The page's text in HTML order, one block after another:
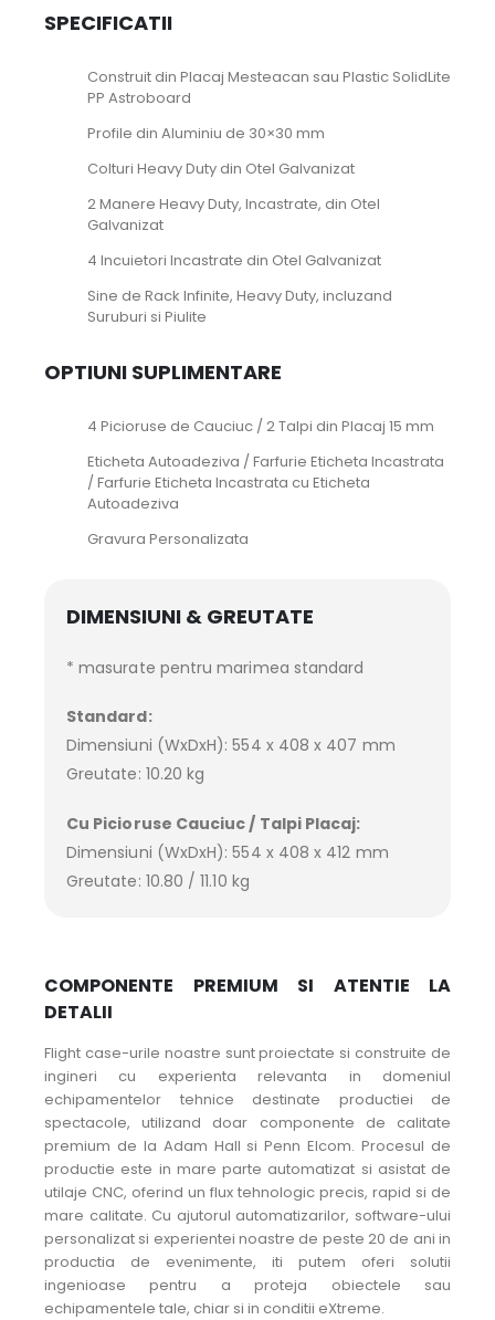
SPECIFICATII
Construit din Placaj Mesteacan sau Plastic SolidLite
PP Astroboard
Profile din Aluminiu de 30×30 mm
Colturi Heavy Duty din Otel Galvanizat
2 Manere Heavy Duty, Incastrate, din Otel
Galvanizat
4 Incuietori Incastrate din Otel Galvanizat
Sine de Rack Infinite, Heavy Duty, incluzand
Suruburi si Piulite
OPTIUNI SUPLIMENTARE
4 Picioruse de Cauciuc / 2 Talpi din Placaj 15 mm
Eticheta Autoadeziva / Farfurie Eticheta Incastrata
/ Farfurie Eticheta Incastrata cu Eticheta
Autoadeziva
Gravura Personalizata
DIMENSIUNI & GREUTATE
* masurate pentru marimea standard
Standard:
Dimensiuni (WxDxH): 554 x 408 x 407 mm
Greutate: 10.20 kg
Cu Picioruse Cauciuc / Talpi Placaj:
Dimensiuni (WxDxH): 554 x 408 x 412 mm
Greutate: 10.80 / 11.10 kg
COMPONENTE PREMIUM SI ATENTIE LA
DETALII
Flight case-urile noastre sunt proiectate si construite de
ingineri cu experienta relevanta in domeniul
echipamentelor tehnice destinate productiei de
spectacole, utilizand doar componente de calitate
premium de la Adam Hall si Penn Elcom. Procesul de
productie este in mare parte automatizat si asistat de
utilaje CNC, oferind un flux tehnologic precis, rapid si de
mare calitate. Cu ajutorul automatizarilor, software-ului
personalizat si experientei noastre de peste 20 de ani in
productia de evenimente, iti putem oferi solutii
ingenioase pentru a proteja obiectele sau
echipamentele tale, chiar si in conditii eXtreme.